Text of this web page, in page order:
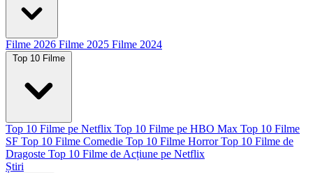
Filme 2026 Filme 2025 Filme 2024
Top 10 Filme
Top 10 Filme pe Netflix Top 10 Filme pe HBO Max Top 10 Filme
SF Top 10 Filme Comedie Top 10 Filme Horror Top 10 Filme de
Dragoste Top 10 Filme de Acțiune pe Netflix
Știri